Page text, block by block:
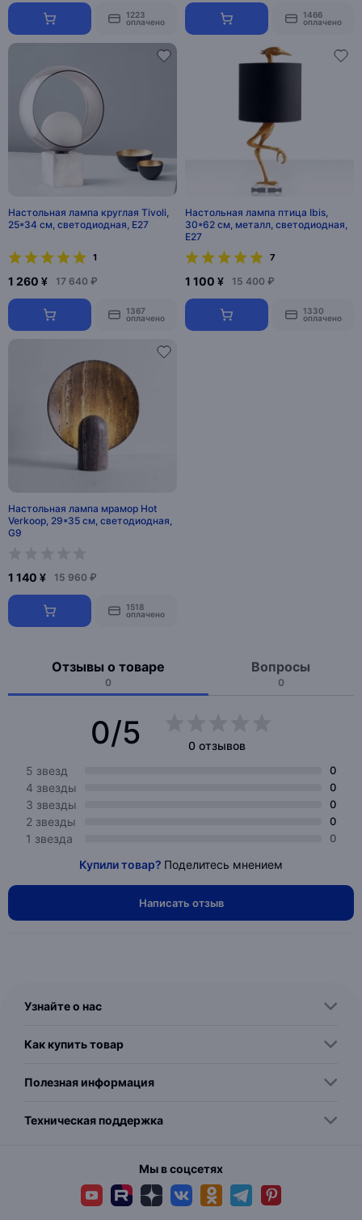
1223
оплачено
1466
оплачено
Настольная лампа круглая Tivoli,
25*34 см, светодиодная, E27
1
1 260 ¥ 17 640 ₽
1367
оплачено
Настольная лампа птица Ibis,
30*62 см, металл, светодиодная,
E27
7
1 100 ¥ 15 400 ₽
1330
оплачено
Настольная лампа мрамор Hot
Verkoop, 29*35 см, светодиодная,
G9
1 140 ¥ 15 960 ₽
1518
оплачено
Отзывы о товаре
0
Вопросы
0
0/5
0 отзывов
5 звезд
0
4 звезды 0
3 звезды 0
2 звезды 0
1 звезда 0
Купили товар? Поделитесь мнением
Написать отзыв
Узнайте о нас
Как купить товар
Полезная информация
Техническая поддержка
Мы в соцсетях